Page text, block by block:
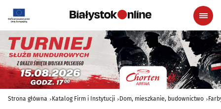
Strona główna Katalog Firm i Instytucji Dom, mieszkanie, budownictwo